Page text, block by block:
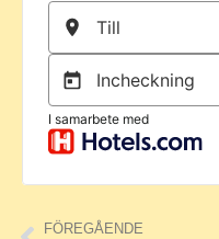
FÖREGÅENDE